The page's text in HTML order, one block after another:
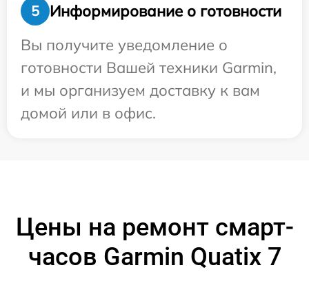
5
Информирование о готовности
Вы получите уведомление о
готовности Вашей техники Garmin,
и мы организуем доставку к вам
домой или в офис.
Цены на ремонт смарт-
часов Garmin Quatix 7